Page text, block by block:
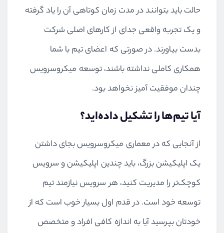
حالت باید بتوانند در مدت زمان کوتاهی آن را یاد گرفته
و یک تجربه واقعی جدای از کارهای اصلی شرکت
بدست بیاورند. در صورتی که اعضای تیم با شما
همکاری کاملی نداشته باشند، توسعه میکروسرویس
چندان موفقیت آمیز نخواهد بود.
آیا تیم‌ها را تشکیل داده‌اید؟
از آنجایی که در معماری میکروسرویس بجای داشتن
یک اپلیکیشن بزرگ، باید چندین اپلیکیشن و سرویس
کوچک‌تر را مدیریت کنید، هر سرویس نیازمند تیم
توسعه خود است. در قدم اول بسیار خوب است که از
خودتان بپرسید آیا به اندازه کافی افراد و متخصص